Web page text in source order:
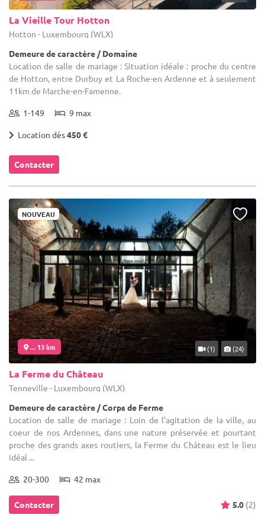
La Vieille Tour Hotton
Hotton - Luxembourg (WLX)
Demeure de caractère / Domaine
Location de salle de mariage : Situation idéale : proche du centre
de Hotton, entre Durbuy et La Roche-en Ardenne et à seulement
11km de Marche-en-Famenne.
1-149 9 max
Location dès450 €
Contacter
NOUVEAU
... 13 km (1) (24)
La Ferme du Château
Tenneville - Luxembourg (WLX)
Demeure de caractère / Corps de Ferme
Location de salle de mariage : Loin de l'agitation de la ville, au
coeur de nos Ardennes, dans une nature préservée et pourtant
proche des grands axes routiers, la Ferme du Château est le lieu
idéal ...
20-300 42 max
Contacter 5.0 (2)